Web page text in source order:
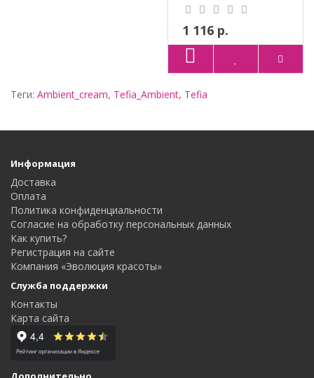
ХИМИЧЕС..
1 116 р.
Теги: Ambient_cream, Tefia_Ambient, Tefia
Информация
Доставка
Оплата
Политика конфиденциальности
Согласие на обработку персональных данных
Как купить?
Регистрация на сайте
Компания «Эволюция красоты»
Служба поддержки
Контакты
Карта сайта